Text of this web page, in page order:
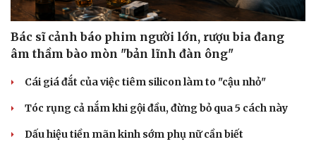
Bác sĩ cảnh báo phim người lớn, rượu bia đang
âm thầm bào mòn "bản lĩnh đàn ông"
Cái giá đắt của việc tiêm silicon làm to "cậu nhỏ"
Tóc rụng cả nắm khi gội đầu, đừng bỏ qua 5 cách này
Dấu hiệu tiền mãn kinh sớm phụ nữ cần biết